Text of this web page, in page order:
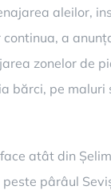
aleilor,
a
zonelor de
bărci, pe
atât din
pârâul